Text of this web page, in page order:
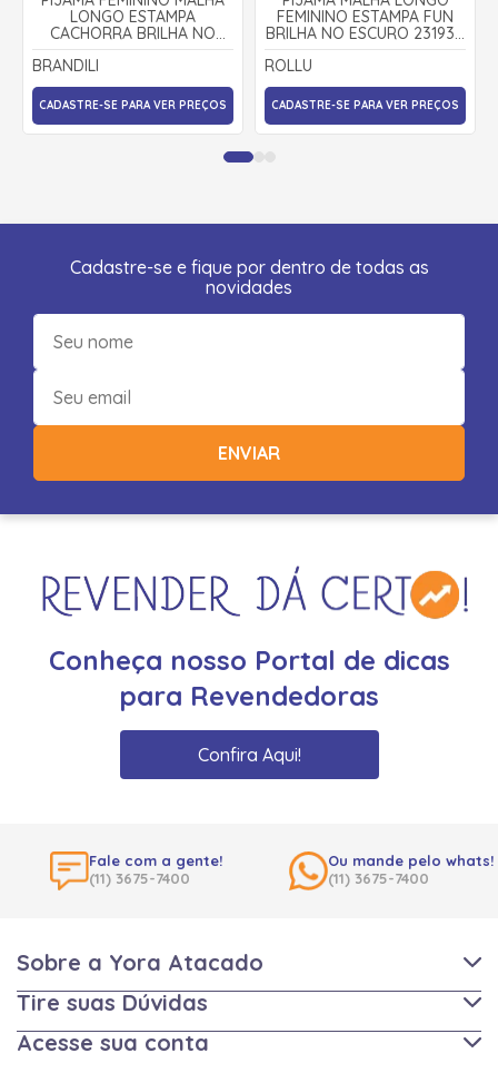
LONGO ESTAMPA
CACHORRA BRILHA NO
ESCURO 27269 - BRANDILI
BRANDILI
CADASTRE-SE PARA VER PREÇOS
FEMININO ESTAMPA FUN
BRILHA NO ESCURO 23193 -
ROLLU
ROLLU
CADASTRE-SE PARA VER PREÇOS
Cadastre-se e fique por dentro de todas as
novidades
ENVIAR
Conheça nosso Portal de dicas
para Revendedoras
Confira Aqui!
Fale com a gente!
(11) 3675-7400
Ou mande pelo whats!
(11) 3675-7400
Sobre a Yora Atacado
Tire suas Dúvidas
Acesse sua conta